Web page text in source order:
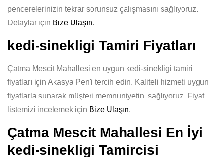
pencerelerinizin tekrar sorunsuz çalışmasını sağlıyoruz.
Detaylar için Bize Ulaşın.
kedi-sinekligi Tamiri Fiyatları
Çatma Mescit Mahallesi en uygun kedi-sinekligi tamiri
fiyatları için Akasya Pen'i tercih edin. Kaliteli hizmeti uygun
fiyatlarla sunarak müşteri memnuniyetini sağlıyoruz. Fiyat
listemizi incelemek için Bize Ulaşın.
Çatma Mescit Mahallesi En İyi
kedi-sinekligi Tamircisi